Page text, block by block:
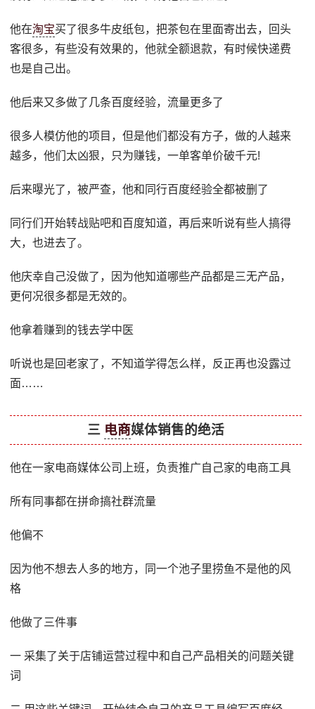
他在淘宝买了很多牛皮纸包，把茶包在里面寄出去，回头
客很多，有些没有效果的，他就全额退款，有时候快递费
也是自己出。
他后来又多做了几条百度经验，流量更多了
很多人模仿他的项目，但是他们都没有方子，做的人越来
越多，他们太凶狠，只为赚钱，一单客单价破千元!
后来曝光了，被严查，他和同行百度经验全都被删了
同行们开始转战贴吧和百度知道，再后来听说有些人搞得
大，也进去了。
他庆幸自己没做了，因为他知道哪些产品都是三无产品，
更何况很多都是无效的。
他拿着赚到的钱去学中医
听说也是回老家了，不知道学得怎么样，反正再也没露过
面……
三 电商媒体销售的绝活
他在一家电商媒体公司上班，负责推广自己家的电商工具
所有同事都在拼命搞社群流量
他偏不
因为他不想去人多的地方，同一个池子里捞鱼不是他的风
格
他做了三件事
一 采集了关于店铺运营过程中和自己产品相关的问题关键
词